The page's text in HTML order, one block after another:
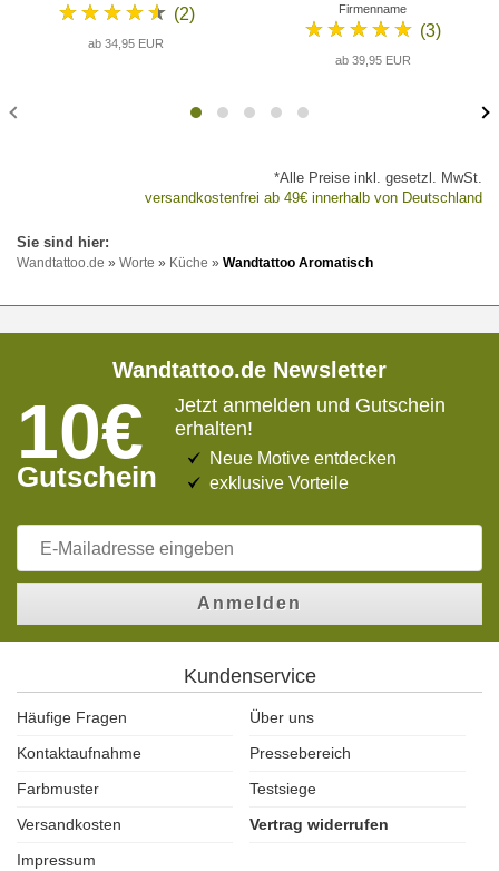
★★★★★ (2)
ab 34,95 EUR
Firmenname
★★★★★ (3)
ab 39,95 EUR
*Alle Preise inkl. gesetzl. MwSt.
versandkostenfrei ab 49€ innerhalb von Deutschland
Wandtattoo.de » Worte » Küche » Wandtattoo Aromatisch
Wandtattoo.de Newsletter
10€
Gutschein
Jetzt anmelden und Gutschein
erhalten!
Neue Motive entdecken
exklusive Vorteile
Anmelden
Kundenservice
Häufige Fragen
Über uns
Kontaktaufnahme
Pressebereich
Farbmuster
Testsiege
Versandkosten
Vertrag widerrufen
Impressum